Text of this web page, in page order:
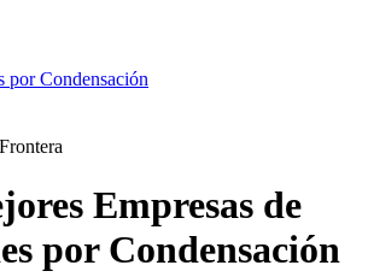
por Condensación
Empresas de
por Condensación